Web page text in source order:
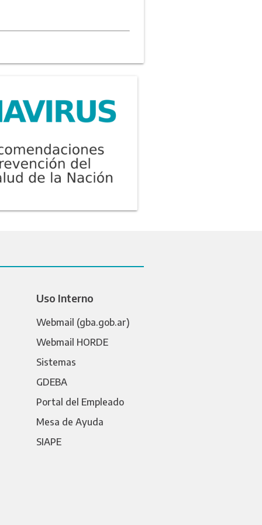
Uso Interno
Webmail (gba.gob.ar)
Webmail HORDE
Sistemas
GDEBA
Portal del Empleado
Mesa de Ayuda
SIAPE